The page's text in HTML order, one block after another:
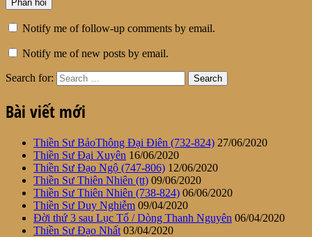
Notify me of follow-up comments by email.
Notify me of new posts by email.
Search for:
Bài viết mới
Thiền Sư BảoThông Đại Điên (732-824) 27/06/2020
Thiền Sư Đại Xuyên 16/06/2020
Thiền Sư Đạo Ngộ (747-806) 12/06/2020
Thiền Sư Thiên Nhiên (tt) 09/06/2020
Thiền Sư Thiên Nhiên (738-824) 06/06/2020
Thiền Sư Duy Nghiễm 09/04/2020
Đời thứ 3 sau Lục Tổ / Dòng Thanh Nguyên 06/04/2020
Thiền Sư Đạo Nhất 03/04/2020